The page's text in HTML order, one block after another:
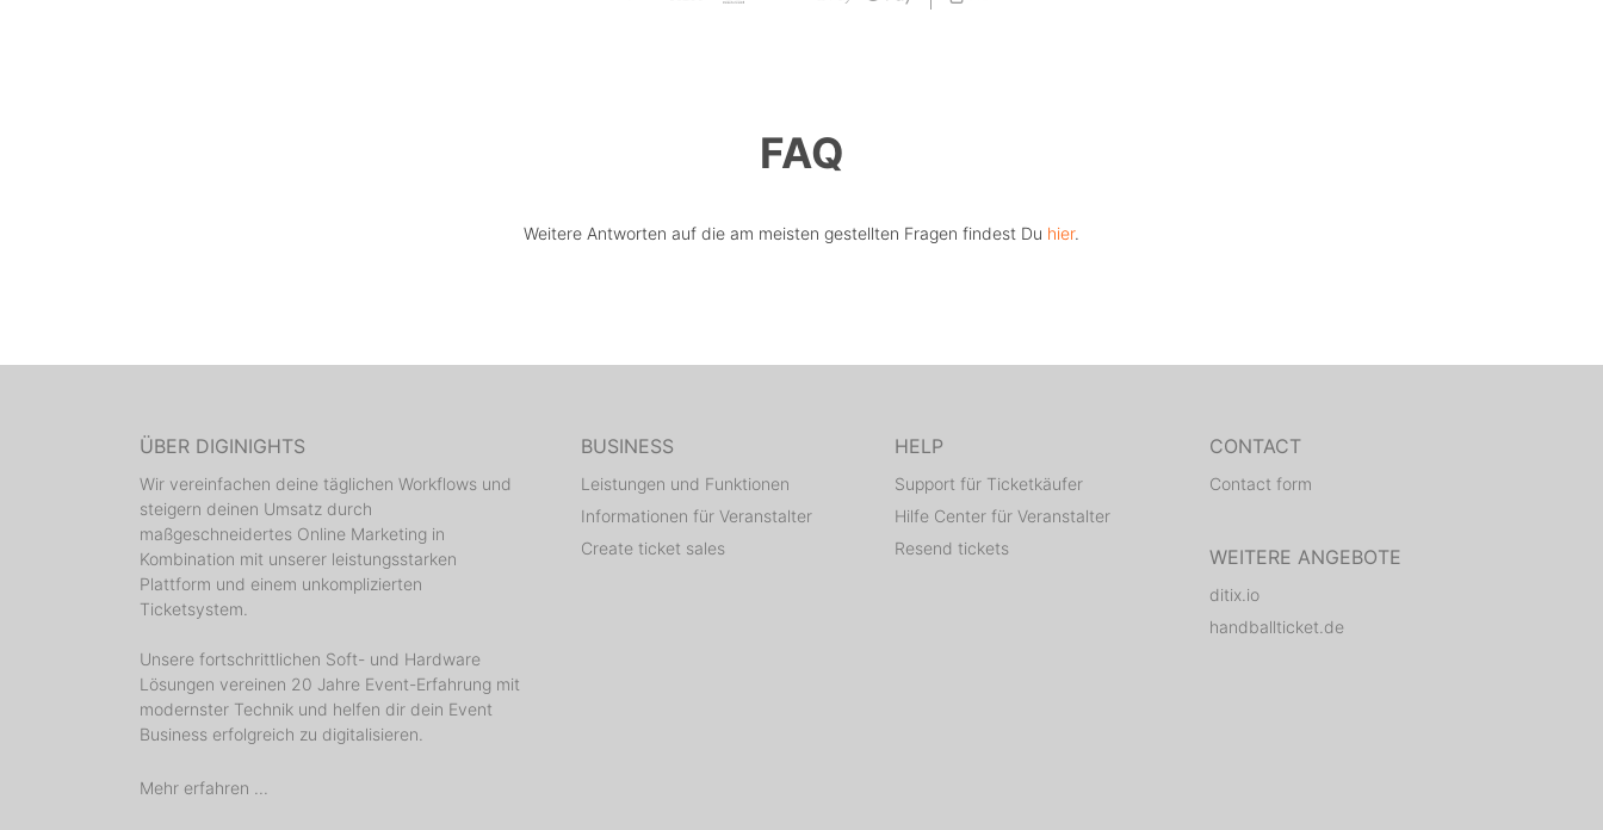
FAQ
Weitere Antworten auf die am meisten gestellten Fragen findest Du hier.
ÜBER DIGINIGHTS
Wir vereinfachen deine täglichen Workflows und
steigern deinen Umsatz durch
maßgeschneidertes Online Marketing in
Kombination mit unserer leistungsstarken
Plattform und einem unkomplizierten
Ticketsystem.
Unsere fortschrittlichen Soft- und Hardware
Lösungen vereinen 20 Jahre Event-Erfahrung mit
modernster Technik und helfen dir dein Event
Business erfolgreich zu digitalisieren.
Mehr erfahren ...
BUSINESS
Leistungen und Funktionen
Informationen für Veranstalter
Create ticket sales
HELP
Support für Ticketkäufer
Hilfe Center für Veranstalter
Resend tickets
CONTACT
Contact form
WEITERE ANGEBOTE
ditix.io
handballticket.de